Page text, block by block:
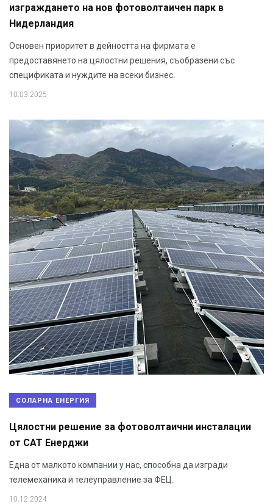
изграждането на нов фотоволтаичен парк в
Нидерландия
Основен приоритет в дейността на фирмата е
предоставянето на цялостни решения, съобразени със
спецификата и нуждите на всеки бизнес.
10.03.2025
СОЛАРНА ЕНЕРГИЯ
Цялостни решение за фотоволтаични инсталации
от САТ Енерджи
Една от малкото компании у нас, способна да изгради
телемеханика и телеуправление за ФЕЦ.
10.12.2024